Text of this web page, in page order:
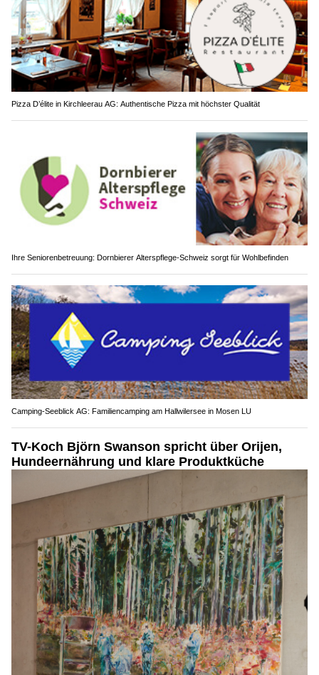
Pizza D’élite in Kirchleerau AG: Authentische Pizza mit höchster Qualität
Ihre Seniorenbetreuung: Dornbierer Alterspflege-Schweiz sorgt für Wohlbefinden
Camping-Seeblick AG: Familiencamping am Hallwilersee in Mosen LU
TV-Koch Björn Swanson spricht über Orijen,
Hundeernährung und klare Produktküche